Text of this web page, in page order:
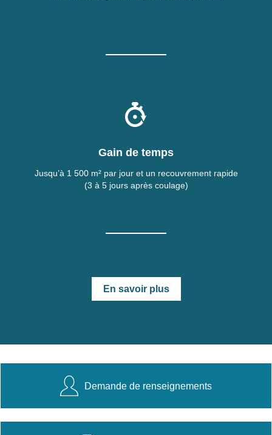
Gain de temps
Jusqu’à 1 500 m² par jour et un recouvrement rapide
(3 à 5 jours après coulage)
En savoir plus
Demande de renseignements